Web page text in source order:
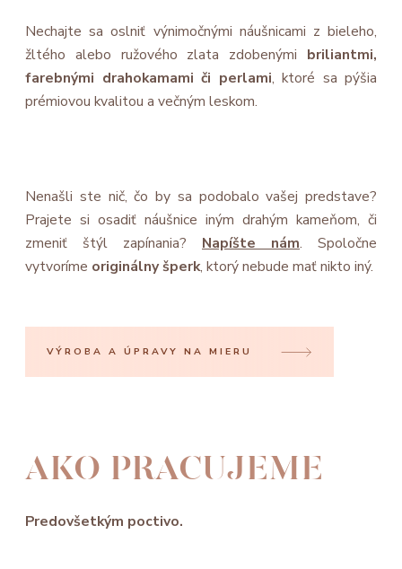
Nechajte sa oslniť výnimočnými náušnicami z bieleho,
žltého alebo ružového zlata zdobenými briliantmi,
farebnými drahokamami či perlami, ktoré sa pýšia
prémiovou kvalitou a večným leskom.
Nenašli ste nič, čo by sa podobalo vašej predstave?
Prajete si osadiť náušnice iným drahým kameňom, či
zmeniť štýl zapínania? Napíšte nám. Spoločne
vytvoríme originálny šperk, ktorý nebude mať nikto iný.
VÝROBA A ÚPRAVY NA MIERU
AKO PRACUJEME
Predovšetkým poctivo.